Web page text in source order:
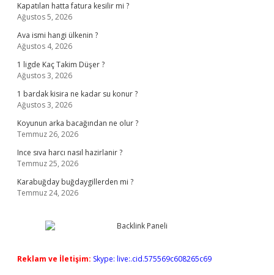
Kapatılan hatta fatura kesilir mi ?
Ağustos 5, 2026
Ava ismi hangi ülkenin ?
Ağustos 4, 2026
1 ligde Kaç Takim Düşer ?
Ağustos 3, 2026
1 bardak kisira ne kadar su konur ?
Ağustos 3, 2026
Koyunun arka bacağından ne olur ?
Temmuz 26, 2026
Ince sıva harcı nasıl hazirlanir ?
Temmuz 25, 2026
Karabuğday buğdaygillerden mi ?
Temmuz 24, 2026
Reklam ve İletişim: Skype: live:.cid.575569c608265c69